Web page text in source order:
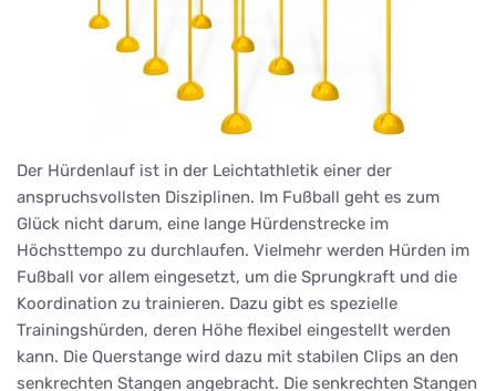
Der Hürdenlauf ist in der Leichtathletik einer der
anspruchsvollsten Disziplinen. Im Fußball geht es zum
Glück nicht darum, eine lange Hürdenstrecke im
Höchsttempo zu durchlaufen. Vielmehr werden Hürden im
Fußball vor allem eingesetzt, um die Sprungkraft und die
Koordination zu trainieren. Dazu gibt es spezielle
Trainingshürden, deren Höhe flexibel eingestellt werden
kann. Die Querstange wird dazu mit stabilen Clips an den
senkrechten Stangen angebracht. Die senkrechten Stangen